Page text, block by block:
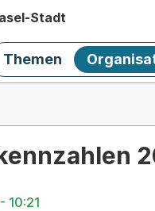
Stadt
Themen
10:21